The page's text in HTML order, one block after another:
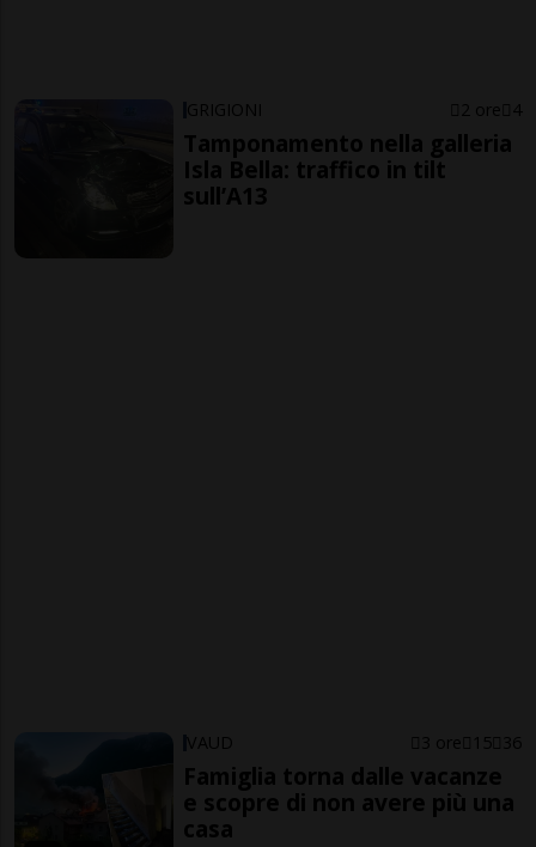
GRIGIONI 2 ore 4
Tamponamento nella galleria
Isla Bella: traffico in tilt
sull’A13
VAUD 3 ore 15 36
Famiglia torna dalle vacanze
e scopre di non avere più una
casa